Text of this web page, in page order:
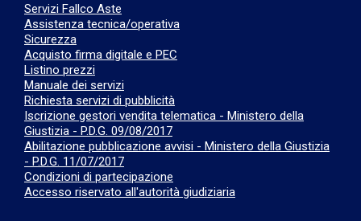
Servizi Fallco Aste
Assistenza tecnica/operativa
Sicurezza
Acquisto firma digitale e PEC
Listino prezzi
Manuale dei servizi
Richiesta servizi di pubblicità
Iscrizione gestori vendita telematica - Ministero della
Giustizia - P.D.G. 09/08/2017
Abilitazione pubblicazione avvisi - Ministero della Giustizia
- P.D.G. 11/07/2017
Condizioni di partecipazione
Accesso riservato all'autorità giudiziaria